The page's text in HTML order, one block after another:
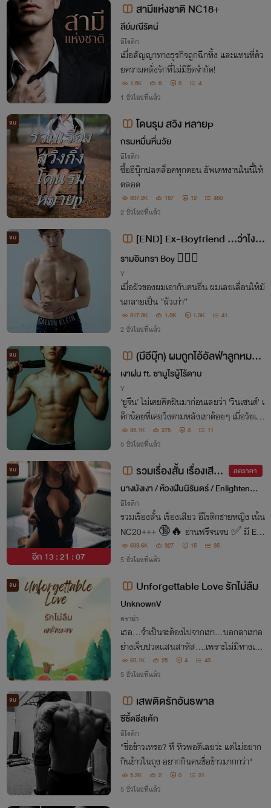
สามีแห่งชาติ NC18+
ลีย์มณีรัตน์
อีโรติก
เมื่อสัญญาทางธุรกิจถูกฉีกทิ้ง และแทนที่ด้ว
ยความคลั่งรักที่ไม่มีขีดจำกัด!
1.5K 8 3 4
1 ชั่วโมงที่แล้ว
จบ โดนรุม สวิง หลายp
กรมหมื่นหื่นวัย
อีโรติก
ซื้ออีบุ๊กปลดล็อคทุกตอน อัพเดทงานในนี้ให้
ตลอด
807.2K 187 12 450
2 ชั่วโมงที่แล้ว
จบ
[END] Ex-Boyfriend ...ว่าไงค
รับ ...คุณผัวเก่า 🔞 [Y][NC18+]
รามอินทรา Boy 🙋🏻‍♂️
Y
เมื่อผัวของผมเอากับคนอื่น ผมเลยเลื่อนให้มั
นกลายเป็น “ผัวเก่า”
817.0K 1.3K 1.3K 41
2 ชั่วโมงที่แล้ว
จบ
(มีอีบุ๊ก) ผมถูกไอ้อัลฟ่าลูกหมานี่
ขึ้นขี่ - [Omegaverse] - PWP
เงาฝน ft. ซามูไรผู้ไร้ดาบ
Y
‘ยูจีน’ ไม่เคยคิดฝันมาก่อนเลยว่า 'วินเซนต์' เ
ด็กน้อยที่เคยวิ่งตามหลังเขาต้อยๆ เมื่อวัยเด็
ก จะปรารถนาอยากครอบครองเขามากถึงเพี
ยงนี้— วินเซนต์ “อย่าเสียใจไปเลยครับ ผมจ
ะทำให้พี่ลืมไอ้ผัวเก่าเฮงซวยนั่นเอง”
85.1K 275 3 11
5 ชั่วโมงที่แล้ว
จบ
อีก 13 : 21 : 06
รวมเรื่องสั้น เรื่องเสียว
(PWP)
ลดราคา
นางบังเงา / ห้วงฝันนิรันดร์ / Enlightenme
nt
อีโรติก
รวมเรื่องสั้น เรื่องเสียว อีโรติกชายหญิง เน้น
NC20+++ 🔞🔥 อ่านฟรีจนจบ ✅ มี E-b
ook ทุกเรื่อง
693.6K 327 15 35
5 ชั่วโมงที่แล้ว
จบ Unforgettable Love รักไม่ลืม
UnknownV
ดราม่า
​เธอ...จำเป็นจะต้องไปจากเขา...บอกลาเขาอ
ย่างเจ็บปวดแสนสาหัส....เพราะไม่มีทางเลือ
ก 60.1K 25 4 43
5 ชั่วโมงที่แล้ว
จบ เสพติดรักอันธพาล
ซีซี้ดชีสเค้ก
อีโรติก
"ชื่อข้าวเหรอ? หึ หิวพอดีเลยว่ะ แต่ไม่อยาก
กินข้าวในถุง อยากกินคนชื่อข้าวมากกว่า"
5.2K 2 0 31
5 ชั่วโมงที่แล้ว